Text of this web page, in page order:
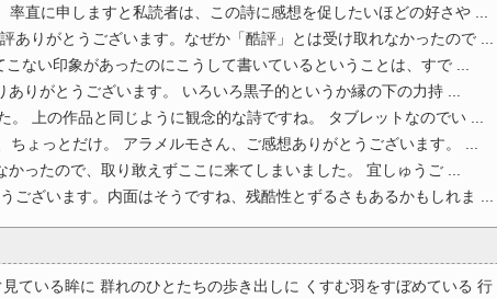
直に申しますと私読者は、この詩に感想を促したいほどの好さや ...
ありがとうございます。なぜか「酷評」とは受け取れなかったので ...
ない印象があったのにこうして書いているということは、すで ...
ありがとうございます。 いろいろ黒子的というか縁の下の力持 ...
。 上の作品と同じように観念的な詩ですね。 タブレットなのでい ...
ちょっとだけ。 アラメルモさん、ご感想ありがとうございます。 ...
ったので、取り敢えずここに来てしまいました。 宜しゅうご ...
ございます。内面はそうですね、残酷性とずるさもあるかもしれま ...
ている眸に 群れのひとたちの歩き出しに くすむ羽をすぼめている 行